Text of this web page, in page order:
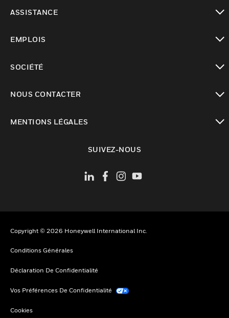
ASSISTANCE
EMPLOIS
SOCIÉTÉ
NOUS CONTACTER
MENTIONS LÉGALES
SUIVEZ-NOUS
Copyright © 2026 Honeywell International Inc.
Conditions Générales
Déclaration De Confidentialité
Vos Préférences De Confidentialité
Cookies